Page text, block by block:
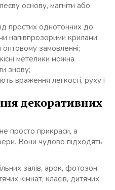
основу, магніти або
простих однотонних до
напівпрозорими крилами;
замовленні;
метелики можна
знову;
враження легкості, руху і
декоративних
просто прикраси, а
Вони чудово підходять
залів, арок, фотозон;
кімнат, класів, дитячих